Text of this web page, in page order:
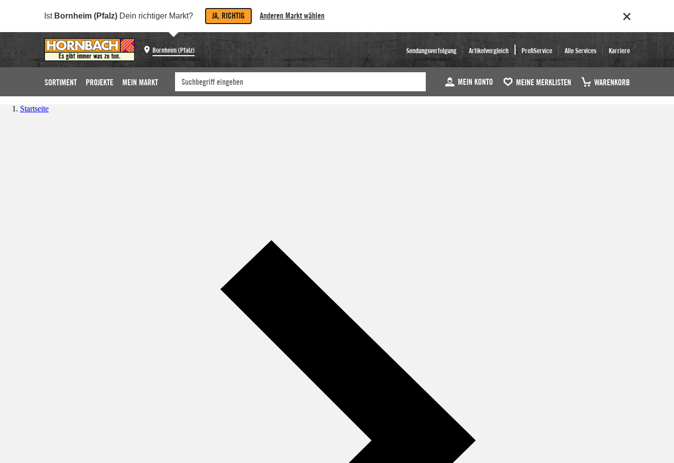
Ist Bornheim (Pfalz) Dein richtiger Markt? JA, RICHTIG Anderen Markt wählen
Bornheim (Pfalz) Sendungsverfolgung Artikelvergleich ProfiService Alle Services Karriere
SORTIMENT PROJEKTE MEIN MARKT MEIN KONTO MEINE MERKLISTEN WARENKORB
Startseite